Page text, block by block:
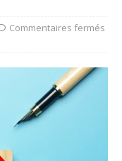
Commentaires fermés